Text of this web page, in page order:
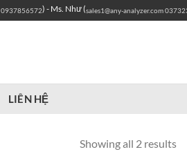
0937856572) - Ms. Như (sales1@any-analyzer.com
LIÊN HỆ
Showing all 2 results